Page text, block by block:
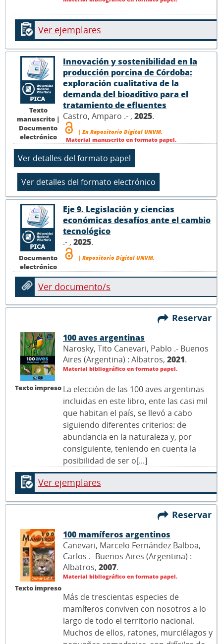
Ver ejemplares
Texto
manuscrito |
Documento
electrónico
Innovación y sostenibilidad en la
producción porcina de Córdoba:
exploración cualitativa de la
demanda del bioaditivo para el
tratamiento de efluentes
Castro, Amparo .- , 2025.
| En Repositorio Digital UNVM.
Material manuscrito en formato papel.
Documento
electrónico
Eje 9. Legislación y ciencias
económicas desafíos ante el cambio
tecnológico
.- , 2025.
| Repositorio Digital UNVM.
Ver documento/s
Reservar
Texto impreso
100 aves argentinas
Narosky, Tito Canevari, Pablo .- Buenos
Aires (Argentina) : Albatros, 2021.
Material bibliográfico en formato papel.
La elección de las 100 aves argentinas
incluidas en este libro, ente las casi mil
que habitan el país, se llevó a cabo
siguiendo diferentes criterios: de
abundancia en la naturaleza y, por
consiguiente, teniendo en cuenta la
posibilidad de ser o[...]
Ver ejemplares
Reservar
Texto impreso
100 mamíferos argentinos
Canevari, Marcelo Fernández Balboa,
Carlos .- Buenos Aires (Argentina) :
Albatros, 2007.
Material bibliográfico en formato papel.
Más de trescientas especies de
mamíferos conviven con nosotros a lo
largo de todo el territorio nacional.
Muchos de ellos, ratones, murciélagos y